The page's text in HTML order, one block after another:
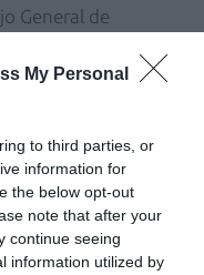
My Personal
to third parties, or
information for
the below opt-out
note that after your
continue seeing
information utilized by
General de
centró en los
IECA y
riesgo
de dispensación, se
desconocía